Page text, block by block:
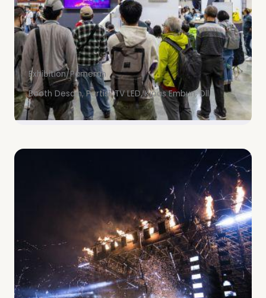
Exhibition/Pameran
Booth Desain, Partisi, TV LED, Kipas Embun, Dll.